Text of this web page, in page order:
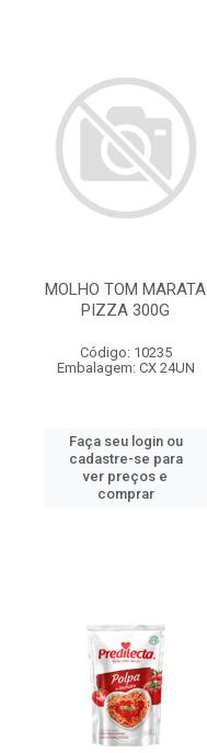
MOLHO TOM MARATA
PIZZA 300G
Código: 10235
Embalagem: CX 24UN
Faça seu login ou
cadastre-se para
ver preços e
comprar